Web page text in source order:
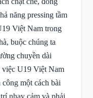
năng pressing tầm
Việt Nam trong
buộc chúng ta
chuyền dài
việc U19 Việt Nam
một cách bài
nhạy cảm và phải